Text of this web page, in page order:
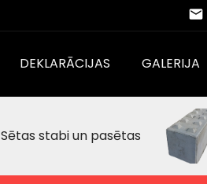
email
DEKLARĀCIJAS GALERIJA
Sētas stabi un pasētas